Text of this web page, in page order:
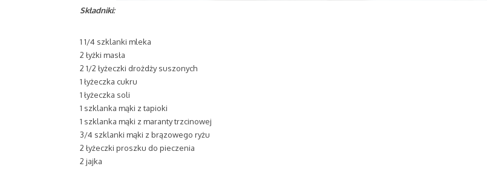
Składniki:
1 1/4 szklanki mleka
2 łyżki masła
2 1/2 łyżeczki drożdży suszonych
1 łyżeczka cukru
1 łyżeczka soli
1 szklanka mąki z tapioki
1 szklanka mąki z maranty trzcinowej
3/4 szklanki mąki z brązowego ryżu
2 łyżeczki proszku do pieczenia
2 jajka